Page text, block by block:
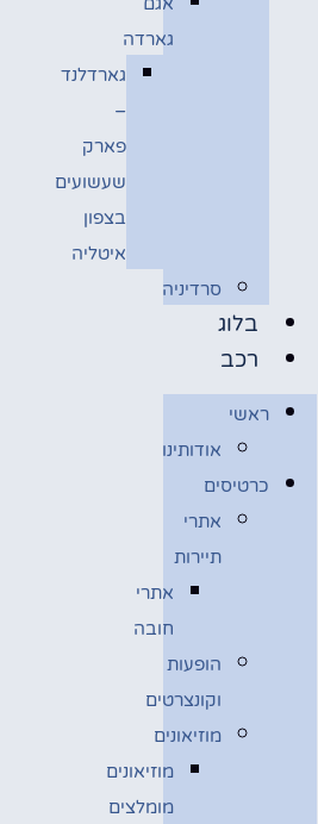
גארדה
גארדלנד
–
פארק
שעשועים
בצפון
איטליה
סרדיניה
בלוג
רכב
ראשי
אודותינו
כרטיסים
אתרי
תיירות
אתרי
חובה
הופעות
וקונצרטים
מוזיאונים
מוזיאונים
מומלצים